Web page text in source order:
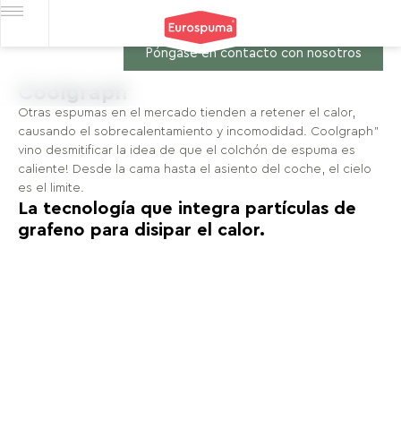
Póngase en contacto con nosotros
Otras espumas en el mercado tienden a retener el calor,
causando el sobrecalentamiento y incomodidad. Coolgraph"
vino desmitificar la idea de que el colchón de espuma es
caliente! Desde la cama hasta el asiento del coche, el cielo
es el limite.
La tecnología que integra partículas de
grafeno para disipar el calor.